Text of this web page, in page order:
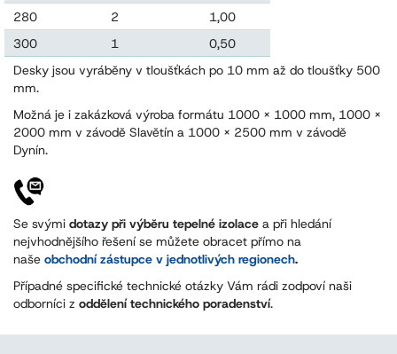
280
2 1,00
300
1 0,50
Desky jsou vyráběny v tloušťkách po 10 mm až do tloušťky 500
mm.
Možná je i zakázková výroba formátu 1000 x 1000 mm, 1000 x
2000 mm v závodě Slavětín a 1000 x 2500 mm v závodě
Dynín.
Se svými dotazy při výběru tepelné izolace a při hledání
nejvhodnějšího řešení se můžete obracet přímo na
naše obchodní zástupce v jednotlivých regionech.
Případné specifické technické otázky Vám rádi zodpoví naši
odborníci z oddělení technického poradenství.